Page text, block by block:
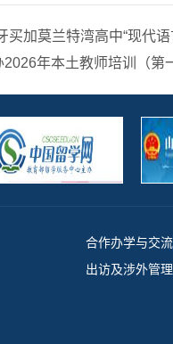
买加莫兰特湾高中“现代语
年本土教师培训（第
合作办学与交
出访及涉外管